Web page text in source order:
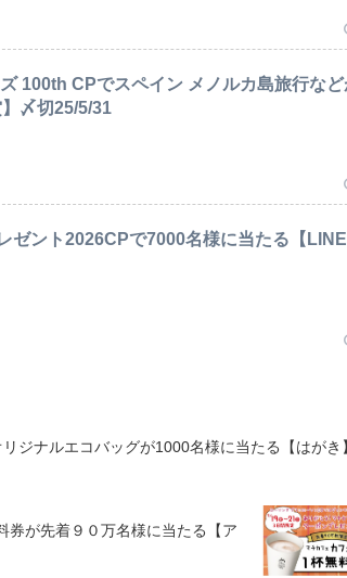
100th CPでスペイン メノルカ島旅行な
〆切25/5/31
ゼント2026CPで7000名様に当たる【
ジナルエコバッグが1000名様に当たる【はがき
券が先着９０万名様に当たる【ア